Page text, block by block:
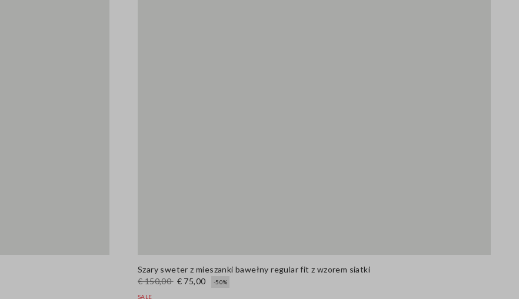
Szary sweter z mieszanki bawełny regular fit z wzorem siatki
€ 150,00 € 75,00 -50%
SALE